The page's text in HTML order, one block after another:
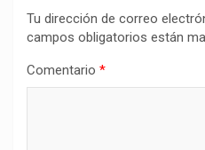
Tu dirección de correo
campos obligatorios están
Comentario *